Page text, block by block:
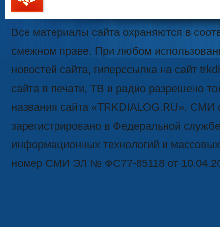
111
Все материалы сайта охраняются в
смежном праве. При любом
новостей сайта, гиперссылка на сайт
сайта в печати, ТВ и радио разрешено
названия сайта «TRKDIALOG.RU». СМИ
зарегистрировано в Федеральной
информационных технологий и
номер СМИ ЭЛ № ФС77-85118 от